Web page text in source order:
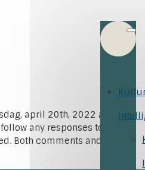
april 20th, 2022 at 13:35
any responses to this
Both comments and pings